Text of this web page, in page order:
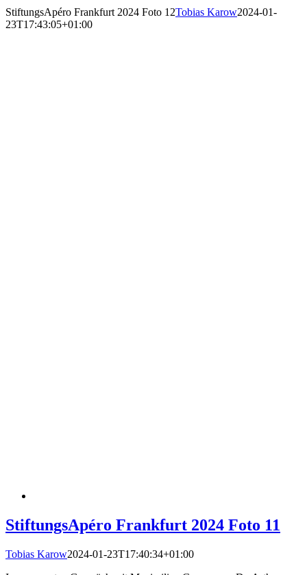
StiftungsApéro Frankfurt 2024 Foto 12Tobias Karow2024-01-
23T17:43:05+01:00
StiftungsApéro Frankfurt 2024 Foto 11
Tobias Karow2024-01-23T17:40:34+01:00